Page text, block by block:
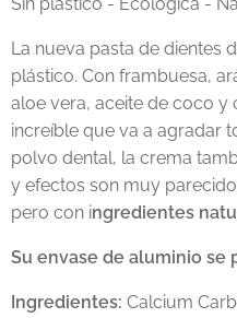
La nueva pasta de dientes
plástico. Con frambuesa,
aloe vera, aceite de coco y
increíble que va a agradar
polvo dental, la crema
y efectos son muy
pero con ingredientes
Su envase de aluminio se
Ingredientes: Calcium